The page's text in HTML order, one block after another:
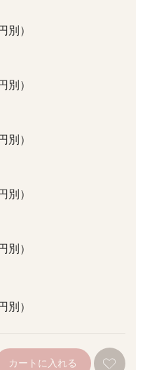
別）
別）
別）
別）
別）
別）
カートに入れる